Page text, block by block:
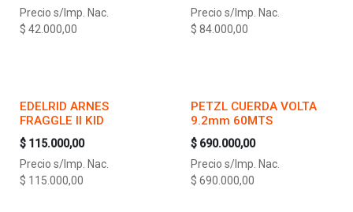
Precio s/Imp. Nac.
$ 42.000,00
Precio s/Imp. Nac.
$ 84.000,00
EDELRID ARNES
FRAGGLE II KID
$ 115.000,00
Precio s/Imp. Nac.
$ 115.000,00
PETZL CUERDA VOLTA
9.2mm 60MTS
$ 690.000,00
Precio s/Imp. Nac.
$ 690.000,00